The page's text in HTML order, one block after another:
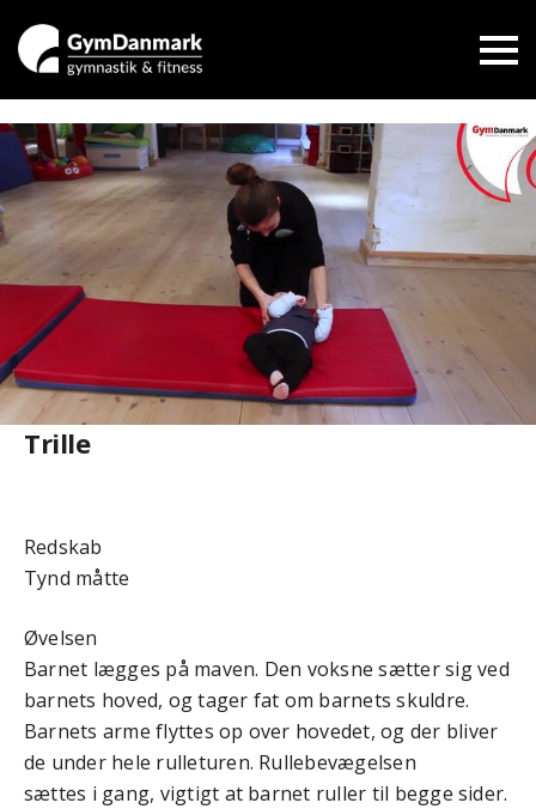
Trille
Redskab
Tynd måtte
Øvelsen
Barnet lægges på maven. Den voksne sætter sig ved
barnets hoved, og tager fat om barnets skuldre.
Barnets arme flyttes op over hovedet, og der bliver
de under hele rulleturen. Rullebevægelsen
sættes i gang, vigtigt at barnet ruller til begge sider.